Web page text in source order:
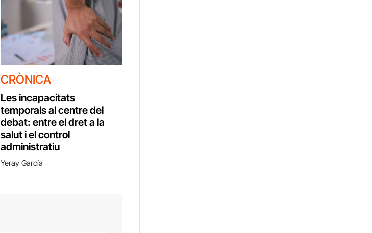
CRÒNICA
Les incapacitats
temporals al centre del
debat: entre el dret a la
salut i el control
administratiu
Yeray García